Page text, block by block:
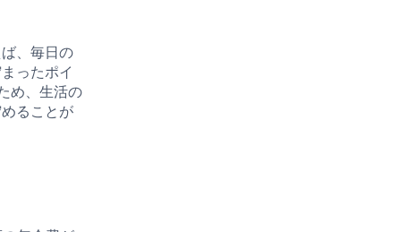
、毎日の
ったポイ
め、生活の
ることが